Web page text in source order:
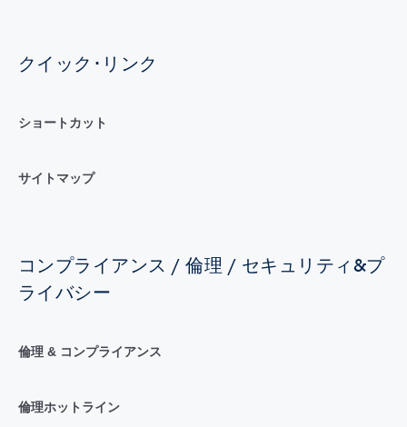
クイック･リンク
ショートカット
サイトマップ
コンプライアンス / 倫理 / セキュリティ&プ
ライバシー
倫理 & コンプライアンス
倫理ホットライン